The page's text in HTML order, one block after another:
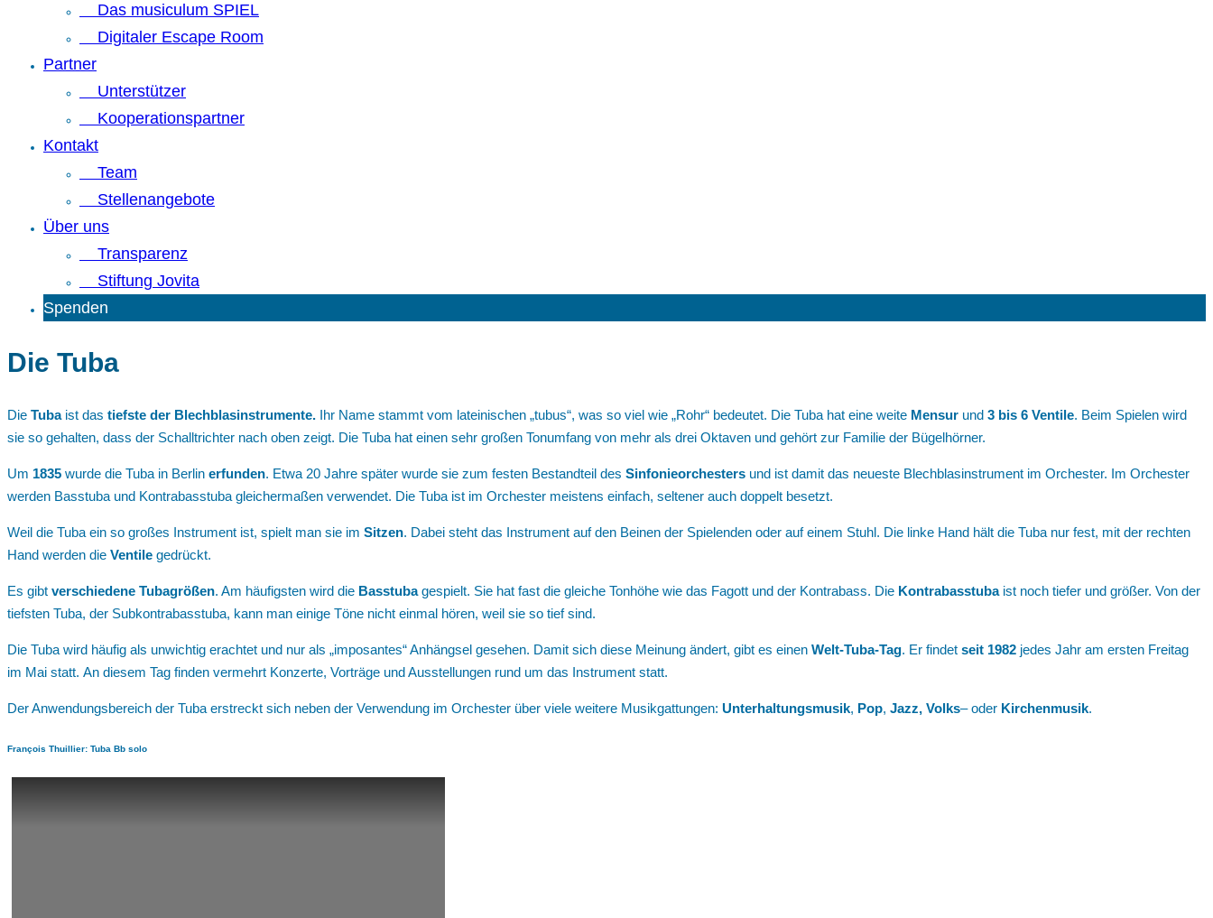
Das musiculum SPIEL
Digitaler Escape Room
Partner
Unterstützer
Kooperationspartner
Kontakt
Team
Stellenangebote
Über uns
Transparenz
Stiftung Jovita
Spenden
Die Tuba
Die Tuba ist das tiefste der Blechblasinstrumente. Ihr Name stammt vom lateinischen „tubus“, was so viel wie „Rohr“ bedeutet. Die Tuba hat eine weite Mensur und 3 bis 6 Ventile. Beim Spielen wird
sie so gehalten, dass der Schalltrichter nach oben zeigt. Die Tuba hat einen sehr großen Tonumfang von mehr als drei Oktaven und gehört zur Familie der Bügelhörner.
Um 1835 wurde die Tuba in Berlin erfunden. Etwa 20 Jahre später wurde sie zum festen Bestandteil des Sinfonieorchesters und ist damit das neueste Blechblasinstrument im Orchester. Im Orchester
werden Basstuba und Kontrabasstuba gleichermaßen verwendet. Die Tuba ist im Orchester meistens einfach, seltener auch doppelt besetzt.
Weil die Tuba ein so großes Instrument ist, spielt man sie im Sitzen. Dabei steht das Instrument auf den Beinen der Spielenden oder auf einem Stuhl. Die linke Hand hält die Tuba nur fest, mit der rechten
Hand werden die Ventile gedrückt.
Es gibt verschiedene Tubagrößen. Am häufigsten wird die Basstubagespielt. Sie hat fast die gleiche Tonhöhe wie das Fagott und der Kontrabass. Die Kontrabasstubaist noch tiefer und größer. Von der
tiefsten Tuba, der Subkontrabasstuba, kann man einige Töne nicht einmal hören, weil sie so tief sind.
Die Tuba wird häufig als unwichtig erachtet und nur als „imposantes“ Anhängsel gesehen. Damit sich diese Meinung ändert, gibt es einen Welt-Tuba-Tag. Er findet seit 1982 jedes Jahr am ersten Freitag
im Mai statt. An diesem Tag finden vermehrt Konzerte, Vorträge und Ausstellungen rund um das Instrument statt.
Der Anwendungsbereich der Tuba erstreckt sich neben der Verwendung im Orchester über viele weitere Musikgattungen: Unterhaltungsmusik, Pop, Jazz, Volks– oder Kirchenmusik.
François Thuillier: Tuba Bb solo